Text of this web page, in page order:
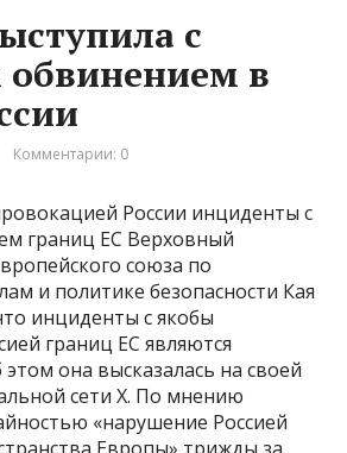
с
в
Комментарии: 0
России инциденты с
границ ЕС Верховный
союза по
и политике безопасности Кая
инциденты с якобы
границ ЕС являются
она высказалась на своей
сети X. По мнению
«нарушение Россией